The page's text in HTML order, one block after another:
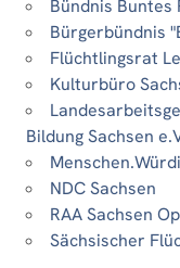
Bündnis Buntes
Bürgerbündnis
Flüchtlingsrat
Kulturbüro
Bildung Sachsen
NDC Sachsen
RAA Sachsen
Sächsischer